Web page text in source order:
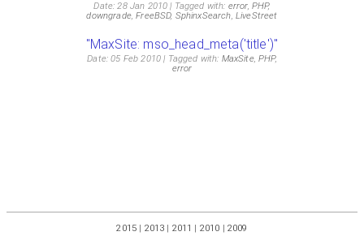
Date: 28 Jan 2010 Tagged with: error, PHP,
downgrade,FreeBSD, SphinxSearch, LiveStreet
"MaxSite: mso_head_meta('title')"
Date: 05 Feb 2010 Tagged with: MaxSite,PHP,
error
2015 2013 2011 2010 2009